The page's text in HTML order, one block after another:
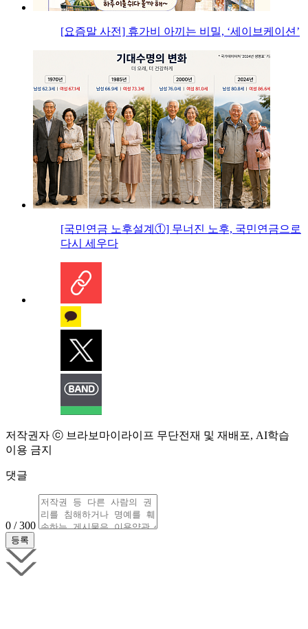
[요즘말 사전] 휴가비 아끼는 비밀, ‘세이브케이션’
[국민연금 노후설계①] 무너진 노후, 국민연금으로
다시 세우다
저작권자 ⓒ 브라보마이라이프 무단전재 및 재배포, AI학습
이용 금지
댓글
0 / 300